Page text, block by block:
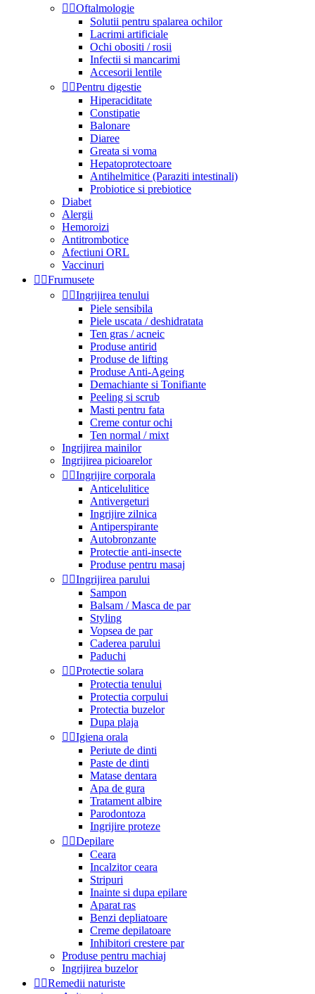
 Oftalmologie
Solutii pentru spalarea ochilor
Lacrimi artificiale
Ochi obositi / rosii
Infectii si mancarimi
Accesorii lentile
 Pentru digestie
Hiperaciditate
Constipatie
Balonare
Diaree
Greata si voma
Hepatoprotectoare
Antihelmitice (Paraziti intestinali)
Probiotice si prebiotice
Diabet
Alergii
Hemoroizi
Antitrombotice
Afectiuni ORL
Vaccinuri
 Frumusete
 Ingrijirea tenului
Piele sensibila
Piele uscata / deshidratata
Ten gras / acneic
Produse antirid
Produse de lifting
Produse Anti-Ageing
Demachiante si Tonifiante
Peeling si scrub
Masti pentru fata
Creme contur ochi
Ten normal / mixt
Ingrijirea mainilor
Ingrijirea picioarelor
 Ingrijire corporala
Anticelulitice
Antivergeturi
Ingrijire zilnica
Antiperspirante
Autobronzante
Protectie anti-insecte
Produse pentru masaj
 Ingrijirea parului
Sampon
Balsam / Masca de par
Styling
Vopsea de par
Caderea parului
Paduchi
 Protectie solara
Protectia tenului
Protectia corpului
Protectia buzelor
Dupa plaja
 Igiena orala
Periute de dinti
Paste de dinti
Matase dentara
Apa de gura
Tratament albire
Parodontoza
Ingrijire proteze
 Depilare
Ceara
Incalzitor ceara
Stripuri
Inainte si dupa epilare
Aparat ras
Benzi depliatoare
Creme depilatoare
Inhibitori crestere par
Produse pentru machiaj
Ingrijirea buzelor
 Remedii naturiste